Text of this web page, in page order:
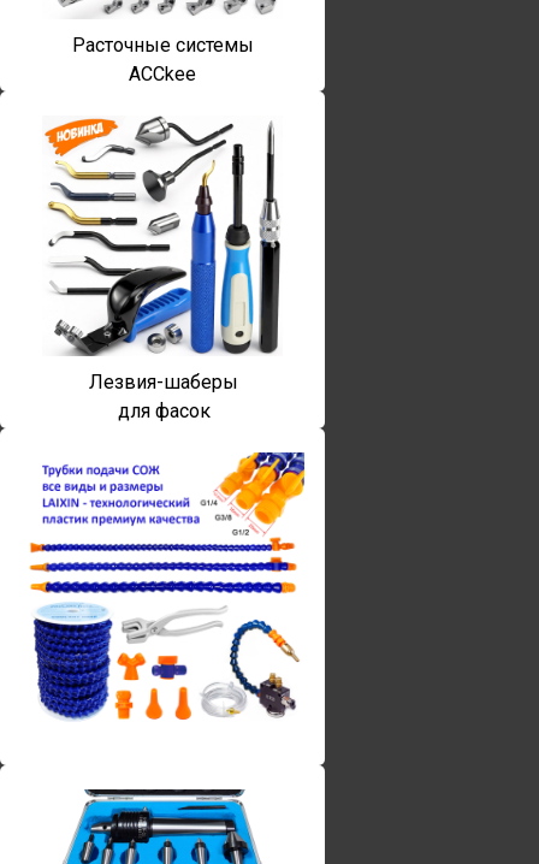
Расточные системы
ACCkee
Лезвия-шаберы
для фасок
Винты torx